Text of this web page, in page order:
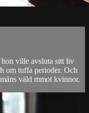
ville avsluta sitt liv
om tuffa perioder. Och
väld mmot kvinnor.